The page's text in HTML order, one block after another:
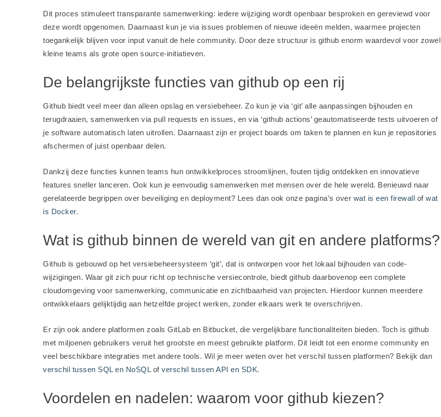
Dit proces stimuleert transparante samenwerking: iedere wijziging wordt openbaar besproken en gereviewd voor
deze wordt opgenomen. Daarnaast kun je via issues problemen of nieuwe ideeën melden, waarmee projecten
toegankelijk blijven voor input vanuit de hele community. Door deze structuur is github enorm waardevol voor zowel
kleine teams als grote open source-initiatieven.
De belangrijkste functies van github op een rij
Github biedt veel meer dan alleen opslag en versiebeheer. Zo kun je via ‘git’ alle aanpassingen bijhouden en
terugdraaien, samenwerken via pull requests en issues, en via ‘github actions’ geautomatiseerde tests uitvoeren of
je software automatisch laten uitrollen. Daarnaast zijn er project boards om taken te plannen en kun je repositories
afschermen of juist openbaar delen.
Dankzij deze functies kunnen teams hun ontwikkelproces stroomlijnen, fouten tijdig ontdekken en innovatieve
features sneller lanceren. Ook kun je eenvoudig samenwerken met mensen over de hele wereld. Benieuwd naar
gerelateerde begrippen over beveiliging en deployment? Lees dan ook onze pagina’s over wat is een firewall of wat
is Docker.
Wat is github binnen de wereld van git en andere platforms?
Github is gebouwd op het versiebeheersysteem ‘git’, dat is ontworpen voor het lokaal bijhouden van code-
wijzigingen. Waar git zich puur richt op technische versiecontrole, biedt github daarbovenop een complete
cloudomgeving voor samenwerking, communicatie en zichtbaarheid van projecten. Hierdoor kunnen meerdere
ontwikkelaars gelijktijdig aan hetzelfde project werken, zonder elkaars werk te overschrijven.
Er zijn ook andere platformen zoals GitLab en Bitbucket, die vergelijkbare functionaliteiten bieden. Toch is github
met miljoenen gebruikers veruit het grootste en meest gebruikte platform. Dit leidt tot een enorme community en
veel beschikbare integraties met andere tools. Wil je meer weten over het verschil tussen platformen? Bekijk dan
verschil tussen SQL en NoSQLof verschil tussen API en SDK.
Voordelen en nadelen: waarom voor github kiezen?